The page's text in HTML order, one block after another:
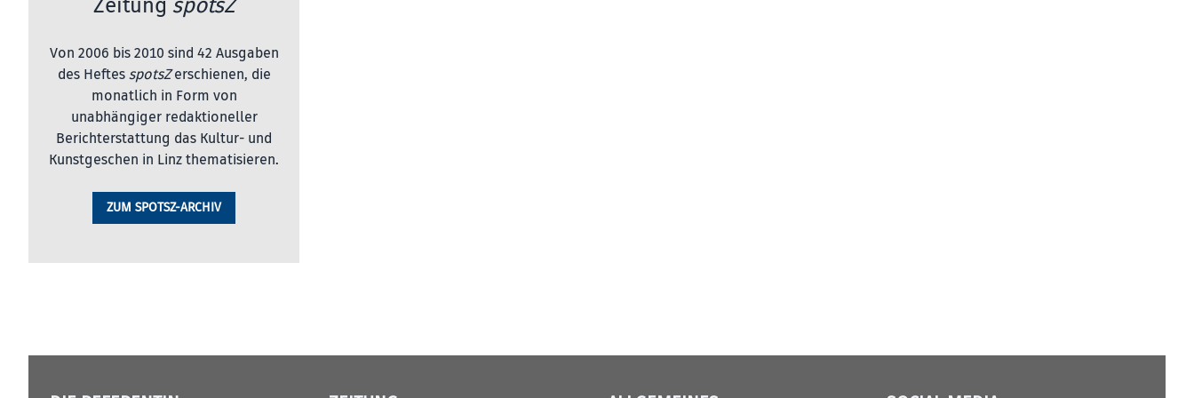
Von 2006 bis 2010 sind 42 Ausgaben
des Heftes spotsZerschienen, die
monatlich in Form von
unabhängiger redaktioneller
Berichterstattung das Kultur- und
Kunstgeschen in Linz thematisieren.
ZUM SPOTSZ-ARCHIV